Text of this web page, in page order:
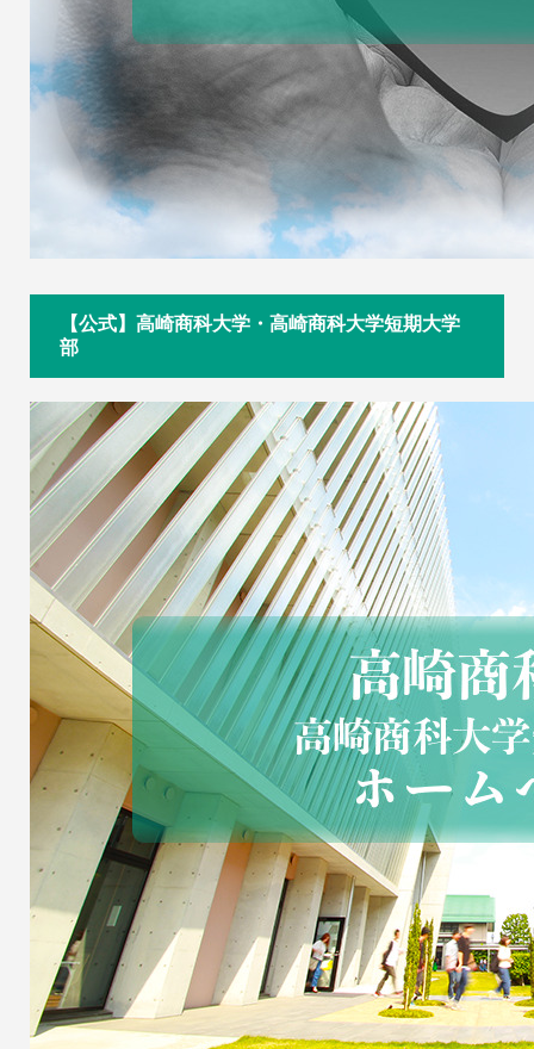
【公式】高崎商科大学・高崎商科大学短期大学
部